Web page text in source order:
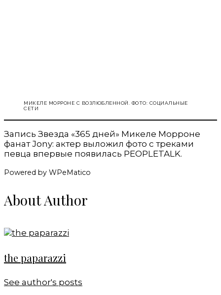
МИКЕЛЕ МОРРОНЕ С ВОЗЛЮБЛЕННОЙ. ФОТО: СОЦИАЛЬНЫЕ
СЕТИ
Запись Звезда «365 дней» Микеле Морроне
фанат Jony: актер выложил фото с треками
певца впервые появилась PEOPLETALK.
Powered by WPeMatico
About Author
the paparazzi
See author's posts